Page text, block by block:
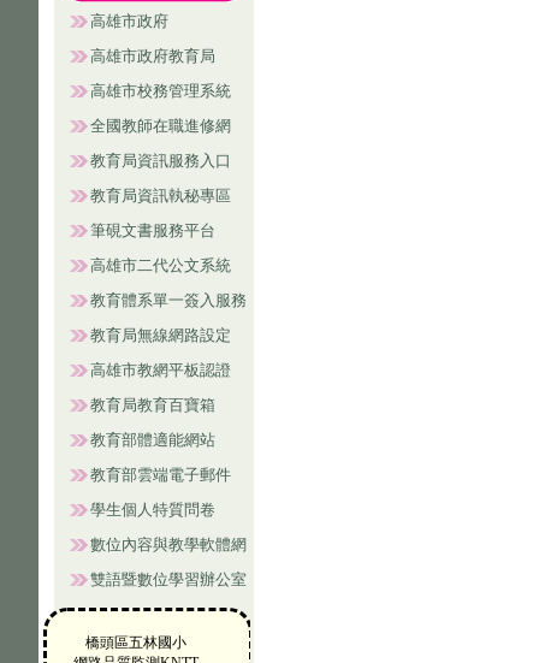
高雄市政府
高雄市政府教育局
高雄市校務管理系統
全國教師在職進修網
教育局資訊服務入口
教育局資訊執秘專區
筆硯文書服務平台
高雄市二代公文系統
教育體系單一簽入服務
教育局無線網路設定
高雄市教網平板認證
教育局教育百寶箱
教育部體適能網站
教育部雲端電子郵件
學生個人特質問卷
數位內容與教學軟體網
雙語暨數位學習辦公室